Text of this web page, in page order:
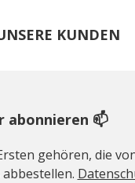
KUNDEN
abonnieren 📫
gehören, die